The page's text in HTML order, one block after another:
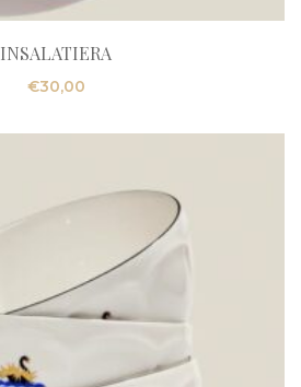
INSALATIERA
€30,00